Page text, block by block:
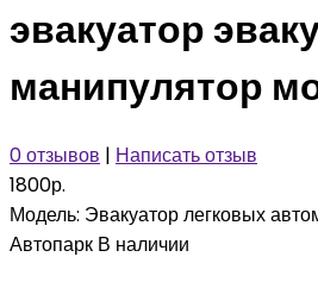
эвакуатор
манипулятор
0 отзывов | Написать отзыв
1800р.
Модель: Эвакуатор легковых
Автопарк В наличии